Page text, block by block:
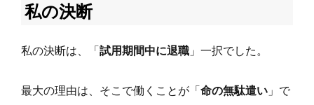
私の決断
私の決断は、「試用期間中に退職 」一択でした。
最大の理由は、そこで働くことが「命の無駄遣い 」で